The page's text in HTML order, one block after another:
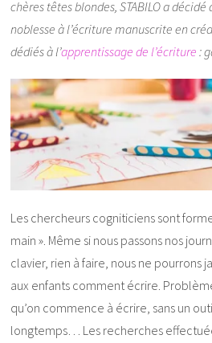
chères têtes blondes, STABILO a
noblesse à l’écriture manuscrite en
dédiés à l’apprentissage de l’écriture :
Les chercheurs cogniticiens sont
main ». Même si nous passons nos
clavier, rien à faire, nous ne pourrons
aux enfants comment écrire.
qu’on commence à écrire, sans un
longtemps… Les recherches